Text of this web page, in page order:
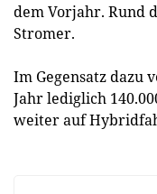
dem Vorjahr. Rund
Stromer.
Im Gegensatz dazu
Jahr lediglich
weiter auf